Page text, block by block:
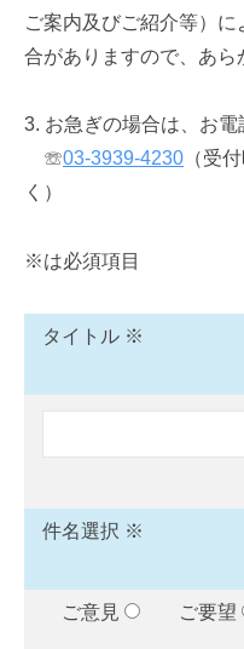
2020
年
月
by
Web
理
局
ご案内及びご紹介等）
合がありますので、あら
3. お急ぎの場合は、お電
☏03-3939-4230 （受
く）
※は必須項目
タイトル ※
件名選択 ※
ご意見 ご要望